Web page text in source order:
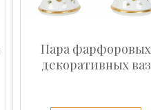
Пара фарфоровых
декоративных ваз